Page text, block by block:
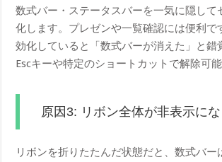
数式バー・ステータスバーを一気に隠して
化します。プレゼンや一覧確認には便利で
効化していると「数式バーが消えた」と錯
Escキーや特定のショートカットで解除可能
原因3: リボン全体が非表示に
リボンを折りたたんだ状態だと、数式バー